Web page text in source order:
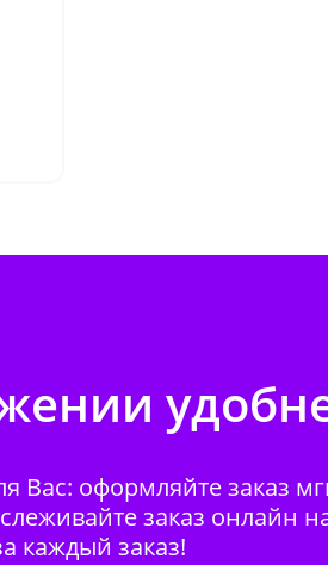
Вас: оформляйте заказ
заказ онлайн
каждый заказ!